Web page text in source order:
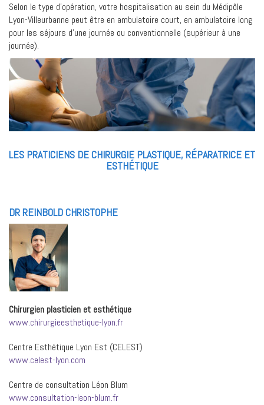
Selon le type d'opération, votre hospitalisation au sein du Médipôle
Lyon-Villeurbanne peut être en ambulatoire court, en ambulatoire long
pour les séjours d'une journée ou conventionnelle (supérieur à une
journée).
LES PRATICIENS DE CHIRURGIE PLASTIQUE, RÉPARATRICE ET
ESTHÉTIQUE
DR REINBOLD CHRISTOPHE
Chirurgien plasticien et esthétique
www.chirurgieesthetique-lyon.fr
Centre Esthétique Lyon Est (CELEST)
www.celest-lyon.com
Centre de consultation Léon Blum
www.consultation-leon-blum.fr